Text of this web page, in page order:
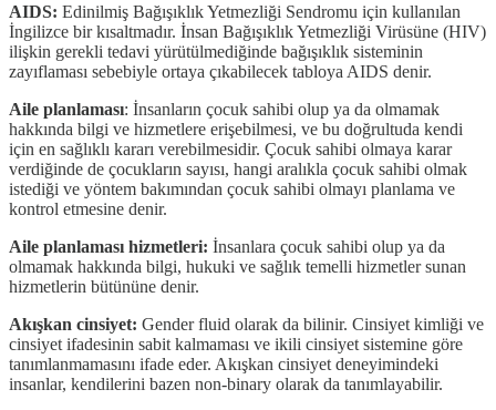
AIDS: Edinilmiş Bağışıklık Yetmezliği Sendromu için kullanılan
İngilizce bir kısaltmadır. İnsan Bağışıklık Yetmezliği Virüsüne (HIV)
ilişkin gerekli tedavi yürütülmediğinde bağışıklık sisteminin
zayıflaması sebebiyle ortaya çıkabilecek tabloya AIDS denir.
Aile planlaması: İnsanların çocuk sahibi olup ya da olmamak
hakkında bilgi ve hizmetlere erişebilmesi, ve bu doğrultuda kendi
için en sağlıklı kararı verebilmesidir. Çocuk sahibi olmaya karar
verdiğinde de çocukların sayısı, hangi aralıkla çocuk sahibi olmak
istediği ve yöntem bakımından çocuk sahibi olmayı planlama ve
kontrol etmesine denir.
Aile planlaması hizmetleri: İnsanlara çocuk sahibi olup ya da
olmamak hakkında bilgi, hukuki ve sağlık temelli hizmetler sunan
hizmetlerin bütününe denir.
Akışkan cinsiyet: Gender fluid olarak da bilinir. Cinsiyet kimliği ve
cinsiyet ifadesinin sabit kalmaması ve ikili cinsiyet sistemine göre
tanımlanmamasını ifade eder. Akışkan cinsiyet deneyimindeki
insanlar, kendilerini bazen non-binary olarak da tanımlayabilir.